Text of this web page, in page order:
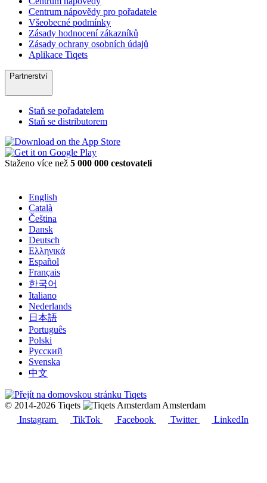
Centrum nápovědy pro pořadatele
Všeobecné podmínky
Zásady hodnocení zákazníků
Zásady ochrany osobních údajů
Aplikace Tiqets
Partnerství
Staň se pořadatelem
Staň se distributorem
Staženo více než 5 000 000 cestovateli
English
Català
Čeština
Dansk
Deutsch
Ελληνικά
Español
Français
한국어
Italiano
Nederlands
日本語
Português
Polski
Русский
Svenska
中文
© 2014-2026 Tiqets
Amsterdam
Instagram
TikTok Facebook Twitter LinkedIn